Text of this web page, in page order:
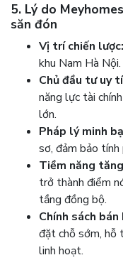
5. Lý do
săn đón
Vị trí chiến lược:
khu Nam Hà Nội.
Chủ đầu tư uy
năng lực tài
lớn.
Pháp lý minh
sơ, đảm bảo
Tiềm năng
trở thành điểm
tầng đồng bộ.
Chính sách
đặt chỗ sớm, hỗ
linh hoạt.